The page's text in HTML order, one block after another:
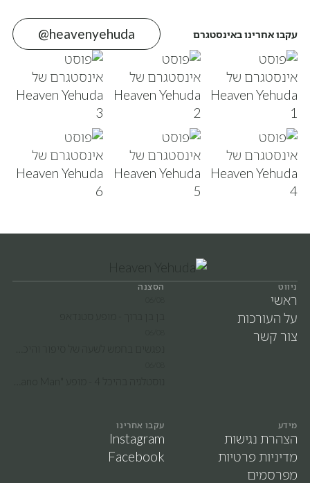
עקבו אחרינו באינסטגרם @heavenyehuda
ניווט
ראשי
על העורכות
צור קשר
הסצנה
מידע
הצהרת נגישות
מדיניות פרטיות
מפרסמים
עקבו אחרינו
Instagram
Facebook